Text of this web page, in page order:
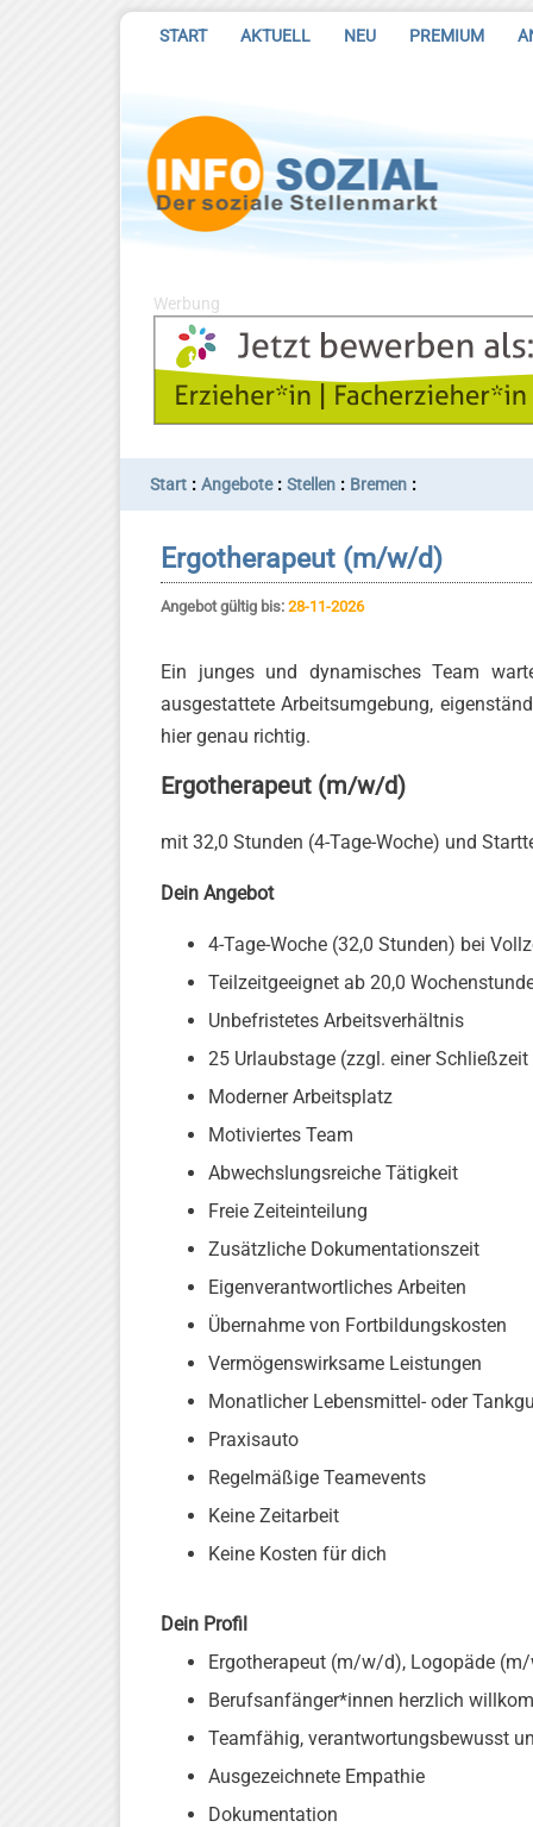
START AKTUELL NEU PREMIUM
Werbung
Start : Angebote: Stellen : Bremen :
Ergotherapeut (m/w/d)
Angebot gültig bis: 28-11-2026
Ein junges und dynamisches Team
ausgestattete Arbeitsumgebung,
hier genau richtig.
Ergotherapeut (m/w/d)
mit 32,0 Stunden (4-Tage-Woche) und
Dein Angebot
4-Tage-Woche (32,0 Stunden) bei
Teilzeitgeeignet ab 20,0
Unbefristetes Arbeitsverhältnis
25 Urlaubstage (zzgl. einer
Moderner Arbeitsplatz
Motiviertes Team
Abwechslungsreiche Tätigkeit
Freie Zeiteinteilung
Zusätzliche Dokumentationszeit
Eigenverantwortliches Arbeiten
Übernahme von Fortbildungskosten
Vermögenswirksame Leistungen
Monatlicher Lebensmittel- oder
Praxisauto
Regelmäßige Teamevents
Keine Zeitarbeit
Keine Kosten für dich
Dein Profil
Ergotherapeut (m/w/d), Logopäde
Berufsanfänger*innen herzlich
Teamfähig, verantwortungsbewusst
Ausgezeichnete Empathie
Dokumentation